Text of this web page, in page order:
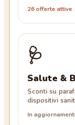
26 offerte attive
🩺
Salute &
Sconti su
dispositivi
In